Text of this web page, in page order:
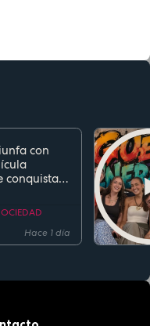
con
conquista
Hace 1 día